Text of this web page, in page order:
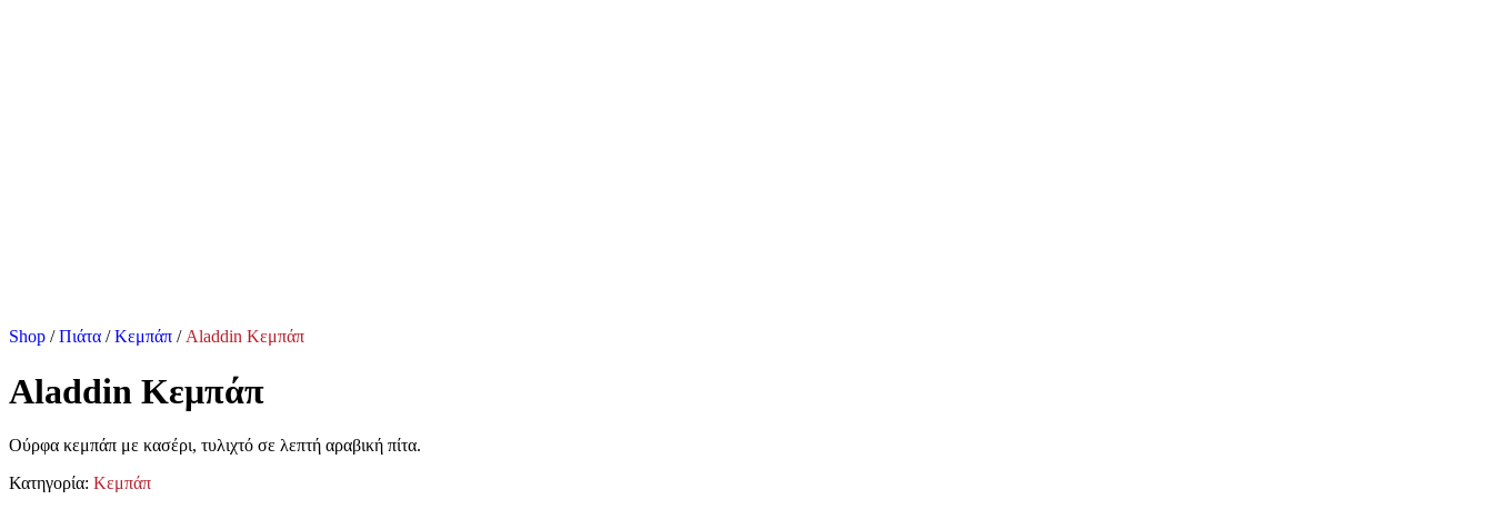
Shop /Πιάτα /Κεμπάπ / Aladdin Κεμπάπ
Aladdin Κεμπάπ
Ούρφα κεμπάπ με κασέρι, τυλιχτό σε λεπτή αραβική πίτα.
Κατηγορία: Κεμπάπ